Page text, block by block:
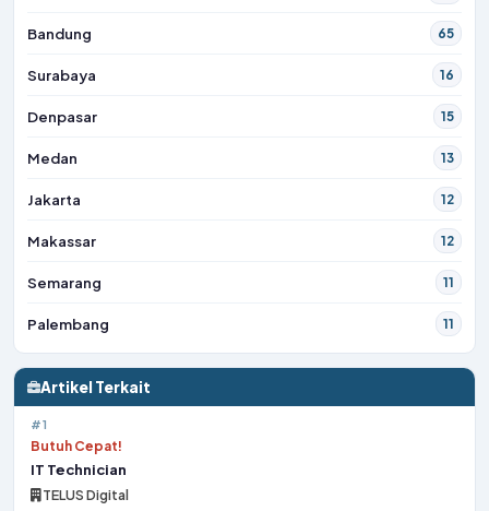
Bandung 65
Surabaya 16
Denpasar 15
Medan 13
Jakarta 12
Makassar 12
Semarang 11
Palembang 11
Artikel Terkait
#1
Butuh Cepat!
IT Technician
TELUS Digital